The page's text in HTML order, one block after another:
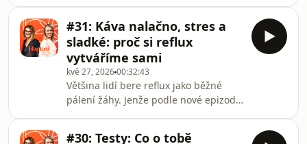
půdě. Dozvíte se, jaký je rozdíl mezi
běžnou a bio produkcí, proč mají
pesticidy, průmyslově z
dojde ke zlomenině. V nové epizodě
podcastu Hackni život Michaela
Kačena a Irena Hončlová vysvětlují,
proč se osteoporóze říká „tichý zloděj
kostí“, jak souvisí s menopauzou,
hormonálními změnami i životním
stylem a proč samotný vápník na
prevenci nestačí.Dozvíte s
#31: Káva nalačno, stres a
sladké: proč si reflux
vytváříme sami
kvě 27, 202600:32:43
Většina lidí bere reflux jako běžné
pálení žáhy. Jenže podle nové epizody
#30: Testy: Co o tobě